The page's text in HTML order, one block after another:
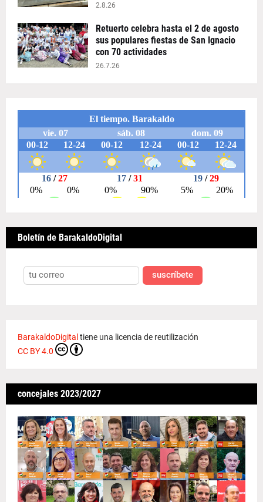
2.8.26
Retuerto celebra hasta el 2 de agosto
sus populares fiestas de San Ignacio
con 70 actividades
26.7.26
Boletín de BarakaldoDigital
suscríbete
BarakaldoDigital tiene una licencia de reutilización
CC BY 4.0
concejales 2023/2027